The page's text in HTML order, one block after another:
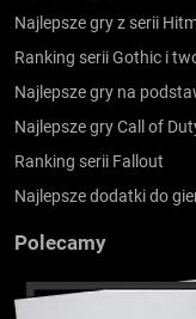
Najlepsze gry z serii
Ranking serii Gothic i
Najlepsze gry na
Najlepsze gry Call of
Ranking serii Fallout
Najlepsze dodatki do
Polecamy